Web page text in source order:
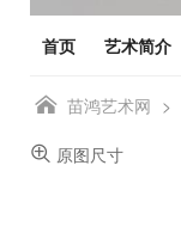
首页 艺术简介
苗鸿艺术网
 >
 原图尺寸